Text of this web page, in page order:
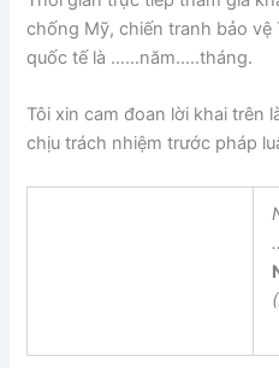
chống Mỹ, chiến tranh bảo vệ
quốc tế là ……năm…..tháng.
Tôi xin cam đoan lời khai trên
chịu trách nhiệm trước pháp